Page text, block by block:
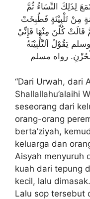
لِذَلِكَ النِّسَاءُ ثُمَّ
مِنْ تَلْبِيْنَةٍ فَطُبِخَتْ
قَالَتْ كُلْنَ مِنْهَا فَإِنِّيْ
يَقُوْلُ اَلتَّلْبِيْنَةُ
رواه مسلم
“Dari Urwah, dari
Shallallahu’alaihi
seseorang dari
orang-orang
berta’ziyah,
keluarga dan
Aisyah menyuruh
kuah dari tepung
kecil, lalu
Lalu sop tersebut